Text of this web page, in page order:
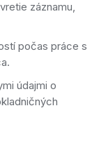
záznamu,
počas práce s
údajmi o